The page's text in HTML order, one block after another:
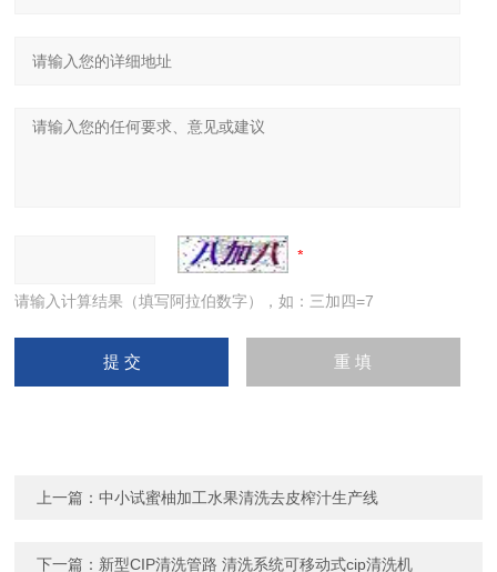
请输入计算结果（填写阿拉伯数字），如：三加四=7
上一篇：中小试蜜柚加工水果清洗去皮榨汁生产线
下一篇： 新型CIP清洗管路 清洗系统可移动式cip清洗机